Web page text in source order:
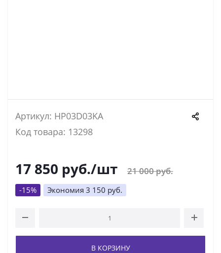
Артикул: HP03D03KA
Код товара: 13298
17 850 руб./шт 21 000руб.
-15% Экономия 3 150 руб.
В КОРЗИНУ